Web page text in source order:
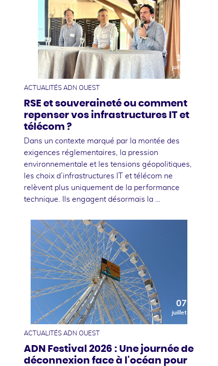
10
juillet
ACTUALITÉS ADN OUEST
RSE et souveraineté ou comment
repenser vos infrastructures IT et
télécom ?
Dans un contexte marqué par la montée des
exigences réglementaires, la pression
environnementale et les tensions géopolitiques,
les choix d’infrastructures IT et télécom ne
relèvent plus uniquement de la performance
technique. Ils engagent désormais la …
07
juillet
ACTUALITÉS ADN OUEST
ADN Festival 2026 : Une journée de
déconnexion face à l'océan pour